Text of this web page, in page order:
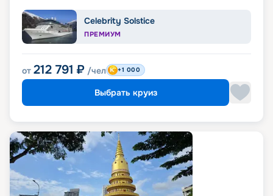
Celebrity Solstice
ПРЕМИУМ
от 212 791 ₽ /чел +1 000
Выбрать круиз